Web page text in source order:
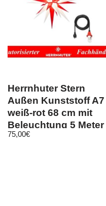
Herrnhuter Stern
Außen Kunststoff A7
weiß-rot 68 cm mit
Beleuchtung 5 Meter
Kabel LED
75,00€